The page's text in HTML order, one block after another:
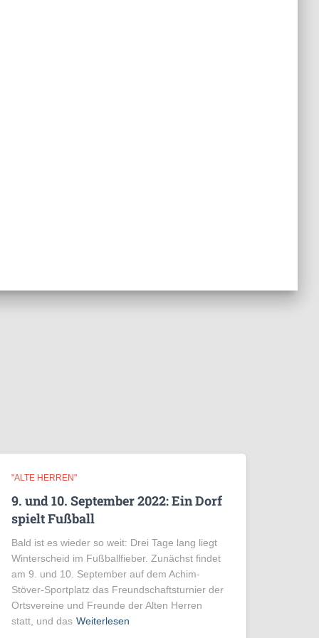
"ALTE HERREN"
9. und 10. September 2022: Ein Dorf
spielt Fußball
Bald ist es wieder so weit: Drei Tage lang liegt
Winterscheid im Fußballfieber. Zunächst findet
am 9. und 10. September auf dem Achim-
Stöver-Sportplatz das Freundschaftsturnier der
Ortsvereine und Freunde der Alten Herren
statt, und das Weiterlesen